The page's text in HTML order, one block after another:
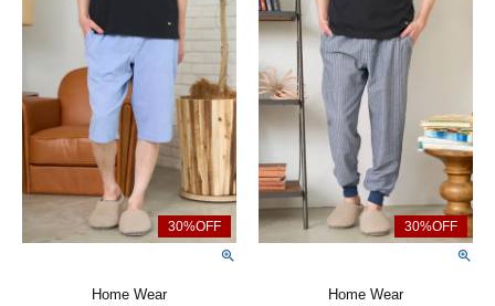
Home Wear Home Wear